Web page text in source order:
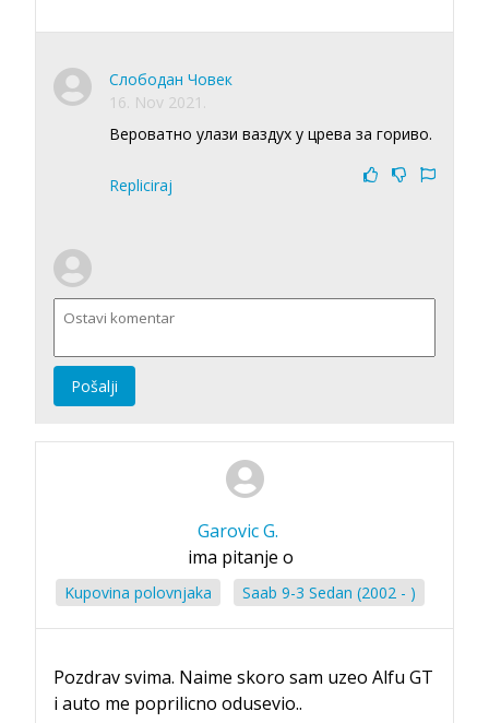
Слободан Човек
16. Nov 2021.
Вероватно улази ваздух у црева за гориво.
Repliciraj
Pošalji
Garovic G.
ima pitanje o
Kupovina polovnjaka Saab 9-3 Sedan (2002 - )
Pozdrav svima. Naime skoro sam uzeo Alfu GT
i auto me poprilicno odusevio..